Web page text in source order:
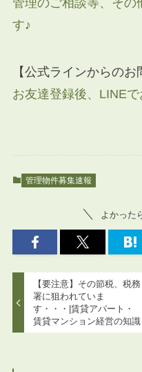
管理のご相談等、その
す♪
【公式ラインからのお
お友達登録後、LINE
管理物件募集速報
よかった
【要注意】その節税、税務
署に狙われていま
す・・・|賃貸アパート・
賃貸マンション経営の知識